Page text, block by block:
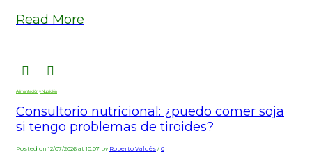
Read More
Alimentación y Nutrición
Consultorio nutricional: ¿puedo comer soja
si tengo problemas de tiroides?
Posted on 12/07/2026 at 10:07 by Roberto Valdés / 0